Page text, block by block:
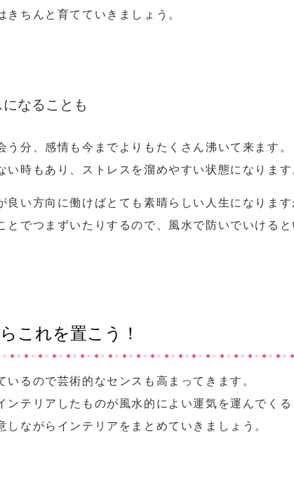
きちんと育てていきましょう。
なることも
う分、感情も今までよりもたくさん沸いて来ます。
い時もあり、ストレスを溜めやすい状態になります
良い方向に働けばとても素晴らしい人生になりま
とでつまずいたりするので、風水で防いでいける
これを置こう！
いるので芸術的なセンスも高まってきます。
ンテリアしたものが風水的によい運気を運んでく
しながらインテリアをまとめていきましょう。